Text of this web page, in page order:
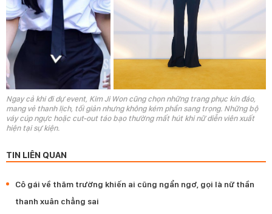
Ngay cả khi đi dự event, Kim Ji Won cũng chọn những trang phục kín đáo,
mang vẻ thanh lịch, tối giản nhưng không kém phần sang trọng. Những bộ
váy cúp ngực hoặc cut-out táo bạo thường mất hút khi nữ diễn viên xuất
hiện tại sự kiện.
TIN LIÊN QUAN
Cô gái về thăm trường khiến ai cũng ngẩn ngơ, gọi là nữ thần
thanh xuân chẳng sai